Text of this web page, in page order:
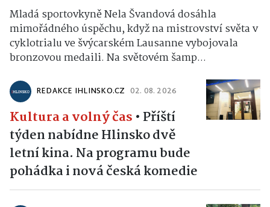
Mladá sportovkyně Nela Švandová dosáhla
mimořádného úspěchu, když na mistrovství světa v
cyklotrialu ve švýcarském Lausanne vybojovala
bronzovou medaili. Na světovém šamp...
REDAKCE IHLINSKO.CZ 02. 08. 2026
Kultura a volný čas • Příští
týden nabídne Hlinsko dvě
letní kina. Na programu bude
pohádka i nová česká komedie